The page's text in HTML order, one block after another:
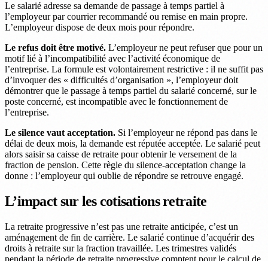
Le salarié adresse sa demande de passage à temps partiel à
l’employeur par courrier recommandé ou remise en main propre.
L’employeur dispose de deux mois pour répondre.
Le refus doit être motivé. L’employeur ne peut refuser que pour un
motif lié à l’incompatibilité avec l’activité économique de
l’entreprise. La formule est volontairement restrictive : il ne suffit pas
d’invoquer des « difficultés d’organisation », l’employeur doit
démontrer que le passage à temps partiel du salarié concerné, sur le
poste concerné, est incompatible avec le fonctionnement de
l’entreprise.
Le silence vaut acceptation. Si l’employeur ne répond pas dans le
délai de deux mois, la demande est réputée acceptée. Le salarié peut
alors saisir sa caisse de retraite pour obtenir le versement de la
fraction de pension. Cette règle du silence-acceptation change la
donne : l’employeur qui oublie de répondre se retrouve engagé.
L’impact sur les cotisations retraite
La retraite progressive n’est pas une retraite anticipée, c’est un
aménagement de fin de carrière. Le salarié continue d’acquérir des
droits à retraite sur la fraction travaillée. Les trimestres validés
pendant la période de retraite progressive comptent pour le calcul de